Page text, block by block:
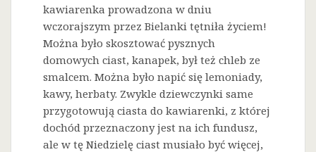
kawiarenka prowadzona w dniu
wczorajszym przez Bielanki tętniła życiem!
Można było skosztować pysznych
domowych ciast, kanapek, był też chleb ze
smalcem. Można było napić się lemoniady,
kawy, herbaty. Zwykle dziewczynki same
przygotowują ciasta do kawiarenki, z której
dochód przeznaczony jest na ich fundusz,
ale w tę Niedzielę ciast musiało być więcej,